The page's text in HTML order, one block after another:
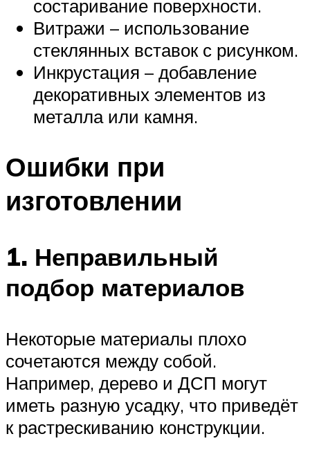
состаривание поверхности.
Витражи – использование
стеклянных вставок с рисунком.
Инкрустация – добавление
декоративных элементов из
металла или камня.
Ошибки при
изготовлении
1. Неправильный
подбор материалов
Некоторые материалы плохо
сочетаются между собой.
Например, дерево и ДСП могут
иметь разную усадку, что приведёт
к растрескиванию конструкции.